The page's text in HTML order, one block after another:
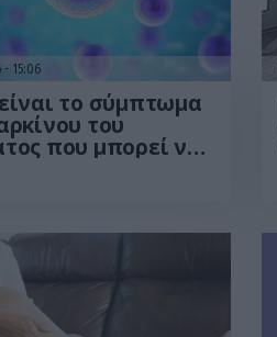
15:06
το σύμπτωμα
του
που μπορεί να